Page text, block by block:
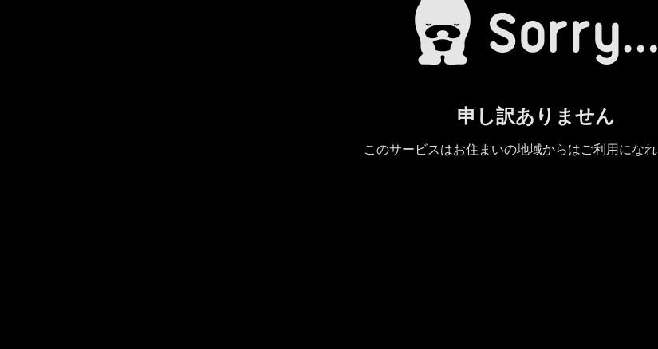
申し訳ありません
このサービスはお住まいの地域からはご利用になれ